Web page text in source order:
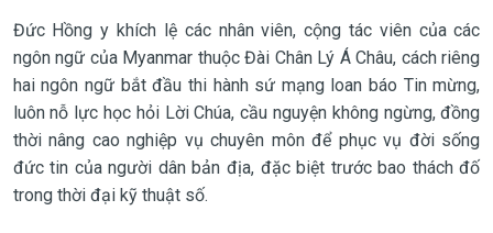
Đức Hồng y khích lệ các nhân viên, cộng tác viên của các
ngôn ngữ của Myanmar thuộc Đài Chân Lý Á Châu, cách riêng
hai ngôn ngữ bắt đầu thi hành sứ mạng loan báo Tin mừng,
luôn nỗ lực học hỏi Lời Chúa, cầu nguyện không ngừng, đồng
thời nâng cao nghiệp vụ chuyên môn để phục vụ đời sống
đức tin của người dân bản địa, đặc biệt trước bao thách đố
trong thời đại kỹ thuật số.